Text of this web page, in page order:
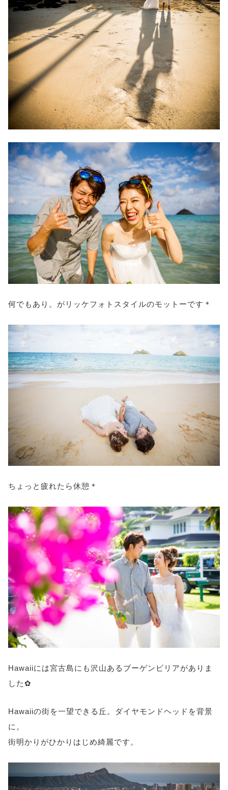
何でもあり。がリッケフォトスタイルのモットーです＊
ちょっと疲れたら休憩＊
Hawaiiには宮古島にも沢山あるブーゲンビリアがありま
した✿
Hawaiiの街を一望できる丘。ダイヤモンドヘッドを背景
に。
街明かりがひかりはじめ綺麗です。